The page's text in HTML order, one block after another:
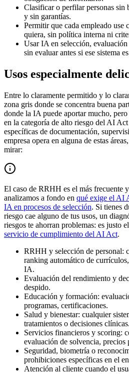
Clasificar o perfilar personas sin
y sin garantías.
Permitir que cada empleado use
quiera, sin política interna ni
Usar IA en selección,
sin evaluar antes si ese sistema
Usos especialmente
Entre lo claramente permitido y lo
zona gris donde se concentra buena
donde la IA puede aportar mucho,
en la categoría de alto riesgo del AI
específicas de documentación,
empresa opera en alguna de estas
mirar:
El caso de RRHH es el más frecuente
analizamos a fondo en qué exige el AI
IA en procesos de selección. Si tienes
riesgo cae alguno de tus usos, un
riesgos te ahorran problemas: es justo
servicio de cumplimiento del AI Act.
RRHH y selección de personal:
ranking automático de
IA.
Evaluación del rendimiento y
despido.
Educación y formación:
programas, certificaciones.
Salud y bienestar: cualquier
tratamientos o decisiones clínicas.
Servicios financieros y scoring:
evaluación de solvencia, precios
Seguridad, biometría o
prohibiciones específicas en el
Atención al cliente cuando el